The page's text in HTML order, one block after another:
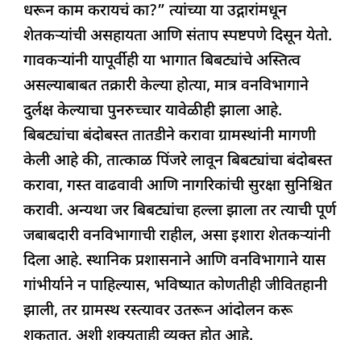
धरून काम करायचं का?” त्यांच्या या उद्गारांमधून
शेतकऱ्यांची असहायता आणि संताप स्पष्टपणे दिसून येतो.
गावकऱ्यांनी यापूर्वीही या भागात बिबट्यांचे अस्तित्व
असल्याबाबत तक्रारी केल्या होत्या, मात्र वनविभागाने
दुर्लक्ष केल्याचा पुनरुच्चार यावेळीही झाला आहे.
बिबट्यांचा बंदोबस्त तातडीने करावा ग्रामस्थांनी मागणी
केली आहे की, तात्काळ पिंजरे लावून बिबट्यांचा बंदोबस्त
करावा, गस्त वाढवावी आणि नागरिकांची सुरक्षा सुनिश्चित
करावी. अन्यथा जर बिबट्यांचा हल्ला झाला तर त्याची पूर्ण
जबाबदारी वनविभागाची राहील, असा इशारा शेतकऱ्यांनी
दिला आहे. स्थानिक प्रशासनाने आणि वनविभागाने यास
गांभीर्याने न पाहिल्यास, भविष्यात कोणतीही जीवितहानी
झाली, तर ग्रामस्थ रस्त्यावर उतरून आंदोलन करू